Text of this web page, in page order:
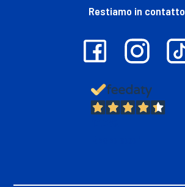
Restiamo in contatto